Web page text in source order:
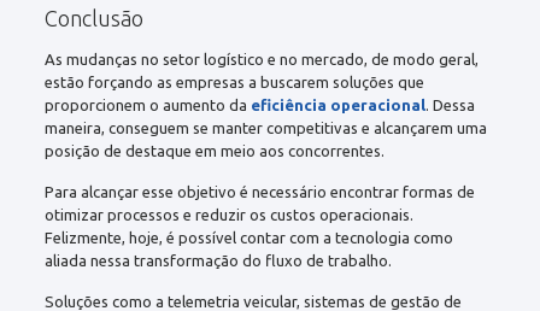
Conclusão
As mudanças no setor logístico e no mercado, de modo geral,
estão forçando as empresas a buscarem soluções que
proporcionem o aumento da eficiência operacional. Dessa
maneira, conseguem se manter competitivas e alcançarem uma
posição de destaque em meio aos concorrentes.
Para alcançar esse objetivo é necessário encontrar formas de
otimizar processos e reduzir os custos operacionais.
Felizmente, hoje, é possível contar com a tecnologia como
aliada nessa transformação do fluxo de trabalho.
Soluções como a telemetria veicular, sistemas de gestão de